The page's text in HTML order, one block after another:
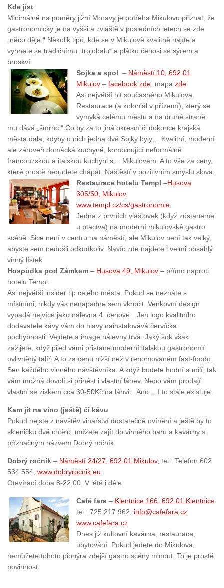
Kde jíst
Minimálně na poměry jižní Moravy je potřeba Mikulovu přiznat, že
gastronomicky je na vyšši a zvláště v posledních letech se zde
„něco děje.“ Několik tipů, kde se v Mikulově kvalitně najíte a
vyhnete se tradičnímu „trojobalu“ a plátku čehosi se sýrem a
broskví.
Sojka a spol . – Náměstí 10, 692 01
Mikulov – facebook zde , mapa zde
Asi největší hit současného Mikulova.
Restaurace (a koloniál v přízemí), který se
vymyká celému městu a na druhé straně
mu dává „šmrnc.“ Co by za to jiná okresní či dokonce krajská
města dala, kdyby u nich jedna dvě Sojky byly… Kvalitní, moderní
ale zároveň domácká kuchyně, kombinující neformálně
francouzskou a italskou kuchyni s… Mikulovem. A to vše za ceny,
které prostě nebudete chápat. Naštěstí v pozitivním smyslu slova.
Restaurace hotelu Templ –Husova
305/50, Mikulov,
www.templ.cz/cs/gastronomie
Jedna z prvních vlaštovek (když zůstaneme
u ptactva) na moderní mikulovské gastro
scéně. Sice není v centru na náměstí, ale Mikulov není tak velký,
abyste sem nedošli odkudkoliv. Navíc zde najdete i velmi obsáhlý
vinný lístek.
Hospůdka pod Zámkem – Husova 49, Mikulov – přímo naproti
hotelu Templ.
Asi největší insider tip celého města. Pokud se neznáte s
místními, nikdy vás nenapadne sem vkročit. Venkovní design
vypadá nejvíce jako nálevna 4. cenové…Jen logo kvalitního
dodavatele kávy vám do hlavy nainstalovává červíčka
pochybnosti. Vejdete a image nálevny trvá. Jaký šok však
zažijete, když před vámi přistane moderní italskou gastronomií
ovlivněný talíř. A to za cenu nižší než v renomovaném fast-foodu.
Sen každého vinného návštěvníka. A když budete hodní a milí, tak
vám možná dovolí si přinést i vlastní láhev. Nebo vám prodají
vlastní se ziskem cca 30-50Kč na láhvi…Ano… I to stále existuje.
Kam jít na víno (ještě) či kávu
Pokud nejste z návštěv vinařství dostatečně ovínění a ještě by to
skleničku dvě chtělo, můžete zajít do vinného baru a kavárny s
příznačným názvem Dobrý ročník:
Dobrý ročník – Náměstí 24/27, 692 01 Mikulov, tel.: Telefon:602
534 554, www.dobryrocnik.eu
Otevírací doba 8-22:00. V létě i déle.
Café fara – Klentnice 166, 692 01 Klentnice
tel.: 725 217 962, info@cafefara.cz
www.cafefara.cz
Dnes již kultovní kavárna, restaurace,
ubytování. Pokud jedete do Mikulova,
nemůžete tohoto pionýra zdejší gastro scény minout. To je prostě
povinnost.